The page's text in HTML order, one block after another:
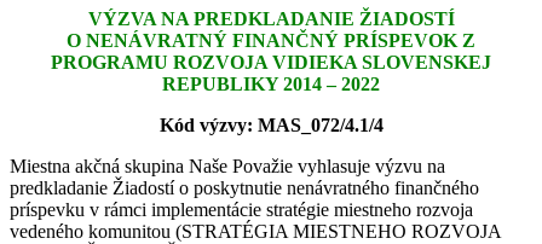
VÝZVA NA PREDKLADANIE ŽIADOSTÍ
O NENÁVRATNÝ FINANČNÝ PRÍSPEVOK Z
PROGRAMU ROZVOJA VIDIEKA SLOVENSKEJ
REPUBLIKY 2014 – 2022
Kód výzvy: MAS_072/4.1/4
Miestna akčná skupina Naše Považie vyhlasuje výzvu na
predkladanie Žiadostí o poskytnutie nenávratného finančného
príspevku v rámci implementácie stratégie miestneho rozvoja
vedeného komunitou (STRATÉGIA MIESTNEHO ROZVOJA